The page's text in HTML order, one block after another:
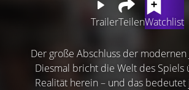
TrailerTeilenWatchlist
Der große Abschluss der modernen
Diesmal bricht die Welt des Spiels
Realität herein – und das